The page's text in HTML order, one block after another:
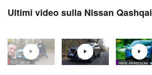
Ultimi video sulla Nissan Qashqai